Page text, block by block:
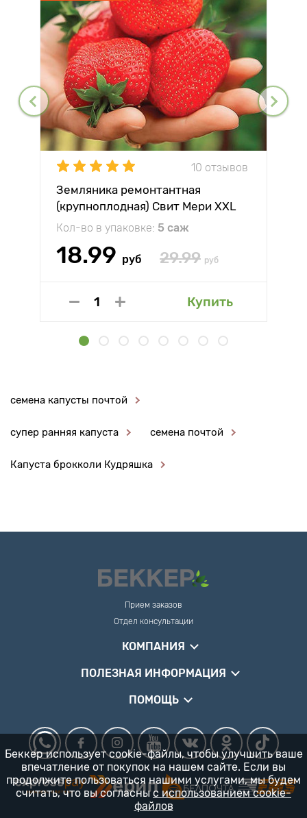
10 отзывов
Земляника ремонтантная
(крупноплодная) Свит Мери XXL
Кол-во в упаковке: 5 саж
18.99 руб 29.99 руб
Купить
семена капусты почтой
супер ранняя капуста семена почтой
Капуста брокколи Кудряшка
Прием заказов
Отдел консультации
КОМПАНИЯ
ПОЛЕЗНАЯ ИНФОРМАЦИЯ
ПОМОЩЬ
Беккер использует cookie-файлы, чтобы улучшить ваше
впечатление от покупок на нашем сайте. Если вы
продолжите пользоваться нашими услугами, мы будем
считать, что вы согласны с использованием cookie-
файлов